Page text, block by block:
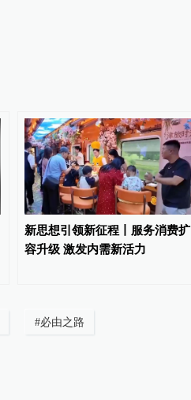
新思想引领新征程丨服务消费扩
容升级 激发内需新活力
#必由之路